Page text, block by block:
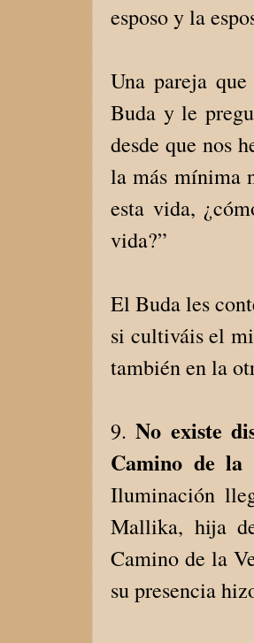
esposo y la
Una pareja
Buda y le
desde que nos
la más mínima
esta vida,
vida?”
El Buda les
si cultiváis el
también en la
9.No existe
Camino de
Iluminación
Mallika, hija
Camino de la
su presencia